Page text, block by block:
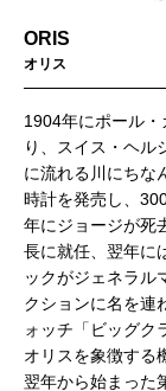
ORIS
オリス
1904年にポール
り、スイス・ヘル
に流れる川にちな
時計を発売し、
年にジョージが死
長に就任、翌年に
ックがジェネラル
クションに名を連
ォッチ「ビッグク
オリスを象徴する
翌年から始まった